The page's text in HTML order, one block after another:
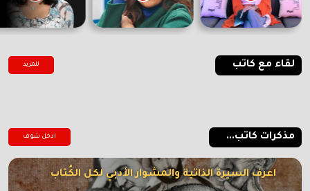
لقاء مع كاتب للمزيد
مذكرات كاتب... ادخل شوف
اعرف السيرة الذاتية والمشوار الأدبي لكل الكُتاب